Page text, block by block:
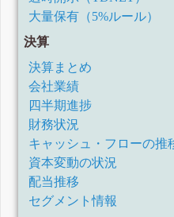
大量保有（5%ルール）
決算
決算まとめ
会社業績
四半期進捗
財務状況
キャッシュ・フローの推
資本変動の状況
配当推移
セグメント情報